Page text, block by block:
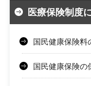
医療保険制度
国民健康保険料
国民健康保険の